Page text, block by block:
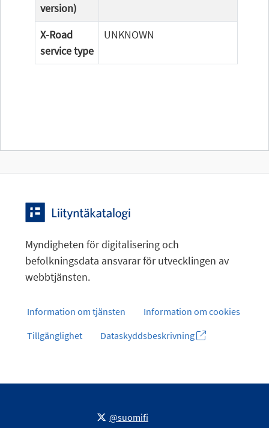
version)
X-Road
service type
UNKNOWN
Myndigheten för digitalisering och
befolkningsdata ansvarar för utvecklingen av
webbtjänsten.
Information om tjänsten
Information om cookies
Tillgänglighet
Dataskyddsbeskrivning
@suomifi